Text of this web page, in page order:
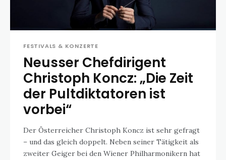
FESTIVALS & KONZERTE
Neusser Chefdirigent
Christoph Koncz: „Die Zeit
der Pultdiktatoren ist
vorbei“
Der Österreicher Christoph Koncz ist sehr gefragt
– und das gleich doppelt. Neben seiner Tätigkeit als
zweiter Geiger bei den Wiener Philharmonikern hat